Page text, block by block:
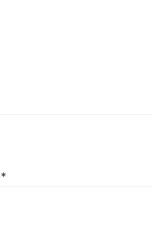
*